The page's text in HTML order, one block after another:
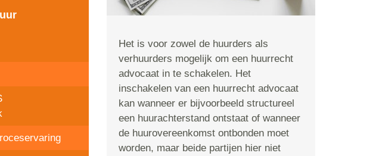
Het is voor zowel de huurders als
verhuurders mogelijk om een huurrecht
advocaat in te schakelen. Het
inschakelen van een huurrecht advocaat
kan wanneer er bijvoorbeeld structureel
een huurachterstand ontstaat of wanneer
de huurovereenkomst ontbonden moet
worden, maar beide partijen hier niet